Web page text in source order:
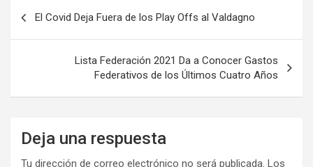
El Covid Deja Fuera de los Play Offs al Valdagno
Lista Federación 2021 Da a Conocer Gastos
Federativos de los Últimos Cuatro Años
Deja una respuesta
Tu dirección de correo electrónico no será publicada. Los